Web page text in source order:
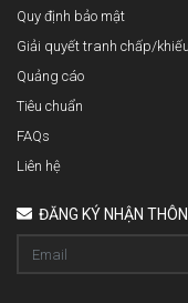
Quy định bảo mật
Giải quyết tranh chấp/
Quảng cáo
Tiêu chuẩn
FAQs
Liên hệ
ĐĂNG KÝ NHẬN